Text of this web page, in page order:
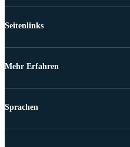
Seitenlinks
Mehr Erfahren
Sprachen